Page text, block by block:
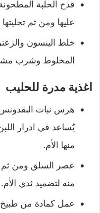
قدح الحلبة
عليها ومن ثم
خلط الينسون
المخلوط وشرب
اغذية مدرة للحليب
هرس نبات
يُساعد في ادرار
منها الأم.
عصر السلق ومن ثم
منه لتضميد ثدي الأم.
عمل كمادة من طبيخ